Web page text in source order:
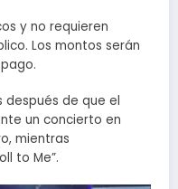
y no requieren
Los montos serán
después de que el
un concierto en
mientras
to Me”.